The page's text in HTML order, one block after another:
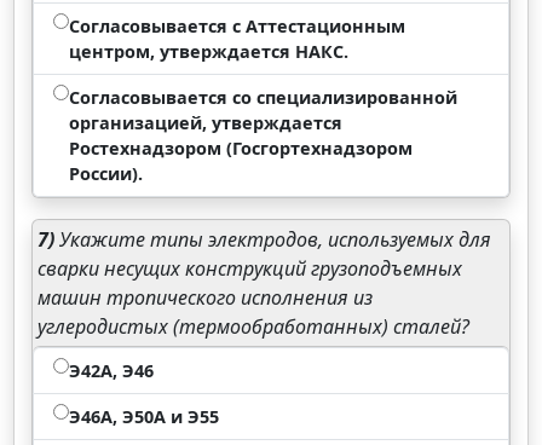
Согласовывается с Аттестационным
центром, утверждается НАКС.
Согласовывается со специализированной
организацией, утверждается
Ростехнадзором (Госгортехнадзором
России).
7)Укажите типы электродов, используемых для
сварки несущих конструкций грузоподъемных
машин тропического исполнения из
углеродистых (термообработанных) сталей?
Э42А, Э46
Э46А, Э50А и Э55